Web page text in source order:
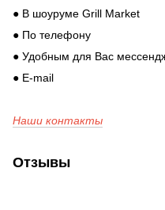
● В шоуруме Grill Market
● По телефону
● Удобным для Вас
● E-mail
Наши контакты
Отзывы